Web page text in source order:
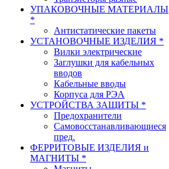
УПАКОВОЧНЫЕ МАТЕРИАЛЫ
*
Антистатические пакеты
УСТАНОВОЧНЫЕ ИЗДЕЛИЯ *
Вилки электрические
Заглушки для кабельных
вводов
Кабельные вводы
Корпуса для РЭА
УСТРОЙСТВА ЗАЩИТЫ *
Предохранители
Самовосстанавливающиеся
пред.
ФЕРРИТОВЫЕ ИЗДЕЛИЯ и
МАГНИТЫ *